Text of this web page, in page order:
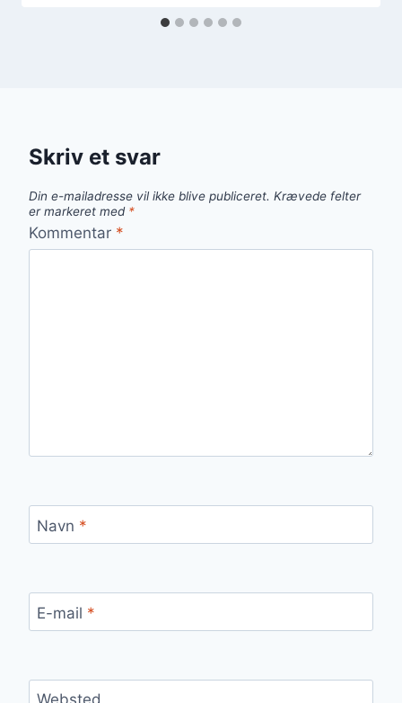
Skriv et svar
Din e-mailadresse vil ikke blive publiceret. Krævede felter
er markeret med *
Kommentar *
Navn *
E-mail *